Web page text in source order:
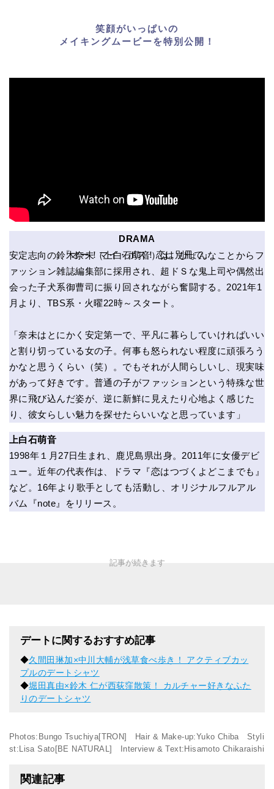
笑顔がいっぱいの
メイキングムービーを特別公開！
DRAMA
『オー！マイ・ボス！恋は別冊で』
安定志向の鈴木奈未（上白石萌音）は、ひょんなことからフ
ァッション雑誌編集部に採用され、超ドＳな鬼上司や偶然出
会った子犬系御曹司に振り回されながら奮闘する。2021年1
月より、TBS系・火曜22時～スタート。
「奈未はとにかく安定第一で、平凡に暮らしていければいい
と割り切っている女の子。何事も怒られない程度に頑張ろう
かなと思うくらい（笑）。でもそれが人間らしいし、現実味
があって好きです。普通の子がファッションという特殊な世
界に飛び込んだ姿が、逆に新鮮に見えたり心地よく感じた
り、彼女らしい魅力を探せたらいいなと思っています」
上白石萌音
1998年１月27日生まれ、鹿児島県出身。2011年に女優デビ
ュー。近年の代表作は、ドラマ『恋はつづくよどこまでも』
など。16年より歌手としても活動し、オリジナルフルアル
バム『note』をリリース。
デートに関するおすすめ記事
◆久間田琳加×中川大輔が浅草食べ歩き！ アクティブカッ
プルのデートシャツ
◆堀田真由×鈴木 仁が西荻窪散策！ カルチャー好きなふた
りのデートシャツ
Photos:Bungo Tsuchiya[TRON] Hair & Make-up:Yuko Chiba Styli
st:Lisa Sato[BE NATURAL] Interview & Text:Hisamoto Chikaraishi
関連記事